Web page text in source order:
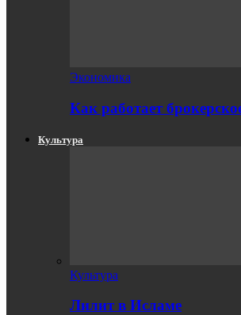
Экономика
Как работает
Культура
Культура
Лилит в Исламе